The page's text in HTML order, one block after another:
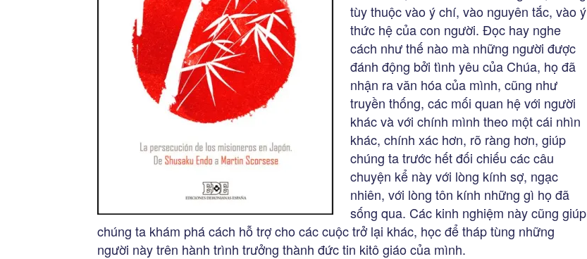
tùy thuộc vào ý chí, vào nguyên tắc, vào ý
thức hệ của con người. Đọc hay nghe
cách như thế nào mà những người được
đánh động bởi tình yêu của Chúa, họ đã
nhận ra văn hóa của mình, cũng như
truyền thống, các mối quan hệ với người
khác và với chính mình theo một cái nhìn
khác, chính xác hơn, rõ ràng hơn, giúp
chúng ta trước hết đối chiếu các câu
chuyện kể này với lòng kính sợ, ngạc
nhiên, với lòng tôn kính những gì họ đã
sống qua. Các kinh nghiệm này cũng giúp
chúng ta khám phá cách hỗ trợ cho các cuộc trở lại khác, học để tháp tùng những
người này trên hành trình trưởng thành đức tin kitô giáo của mình.